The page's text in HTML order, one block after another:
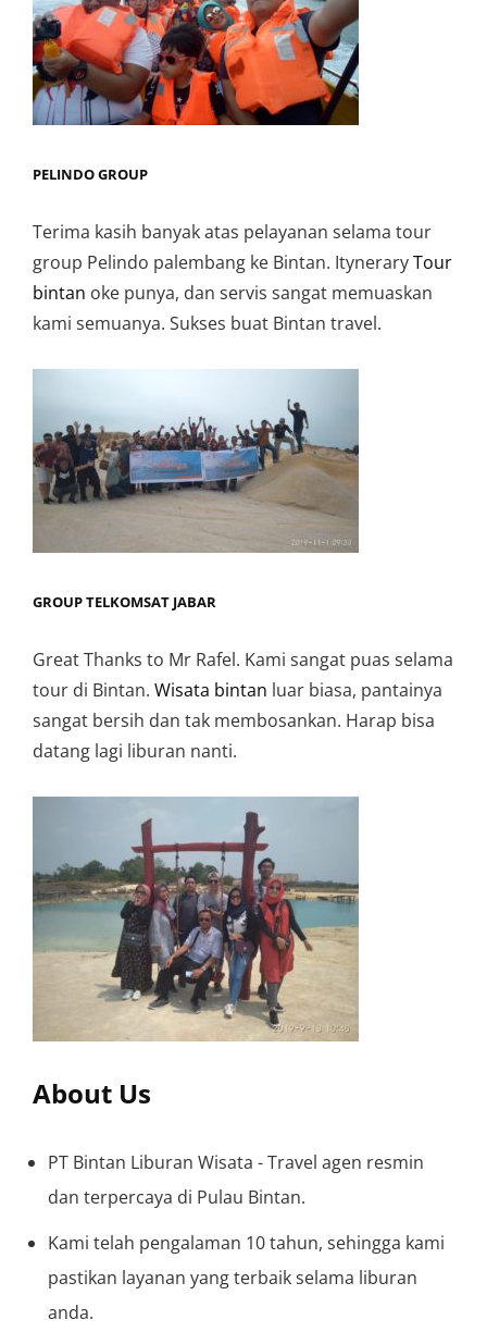
PELINDO GROUP
Terima kasih banyak atas pelayanan selama tour
group Pelindo palembang ke Bintan. ItyneraryTour
bintan oke punya, dan servis sangat memuaskan
kami semuanya. Sukses buat Bintan travel.
GROUP TELKOMSAT JABAR
Great Thanks to Mr Rafel. Kami sangat puas selama
tour di Bintan. Wisata bintan luar biasa, pantainya
sangat bersih dan tak membosankan. Harap bisa
datang lagi liburan nanti.
About Us
PT Bintan Liburan Wisata - Travel agen resmin
dan terpercaya di Pulau Bintan.
Kami telah pengalaman 10 tahun, sehingga kami
pastikan layanan yang terbaik selama liburan
anda.